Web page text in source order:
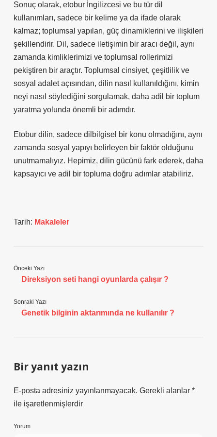
Sonuç olarak, etobur İngilizcesi ve bu tür dil
kullanımları, sadece bir kelime ya da ifade olarak
kalmaz; toplumsal yapıları, güç dinamiklerini ve ilişkileri
şekillendirir. Dil, sadece iletişimin bir aracı değil, aynı
zamanda kimliklerimizi ve toplumsal rollerimizi
pekiştiren bir araçtır. Toplumsal cinsiyet, çeşitlilik ve
sosyal adalet açısından, dilin nasıl kullanıldığını, kimin
neyi nasıl söylediğini sorgulamak, daha adil bir toplum
yaratma yolunda önemli bir adımdır.
Etobur dilin, sadece dilbilgisel bir konu olmadığını, aynı
zamanda sosyal yapıyı belirleyen bir faktör olduğunu
unutmamalıyız. Hepimiz, dilin gücünü fark ederek, daha
kapsayıcı ve adil bir topluma doğru adımlar atabiliriz.
Tarih: Makaleler
Önceki Yazı
Direksiyon seti hangi oyunlarda çalışır ?
Sonraki Yazı
Genetik bilginin aktarımında ne kullanılır ?
Bir yanıt yazın
E-posta adresiniz yayınlanmayacak. Gerekli alanlar *
ile işaretlenmişlerdir
Yorum